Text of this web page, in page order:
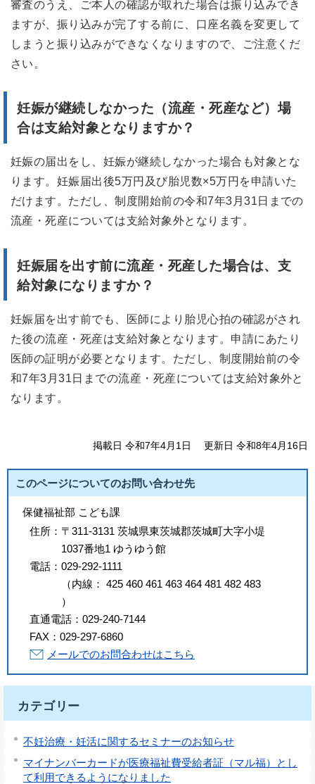
審査のうえ、ご本人の確認が取れた場合は振り込みでき
ますが、振り込みが完了する前に、口座名義を変更して
しまうと振り込みができなくなりますので、ご注意くだ
さい。
妊娠が継続しなかった（流産・死産など）場
合は支給対象となりますか？
妊娠の届出をし、妊娠が継続しなかった場合も対象とな
ります。妊娠届出後5万円及び胎児数×5万円を申請いた
だけます。ただし、制度開始前の令和7年3月31日までの
流産・死産については支給対象外となります。
妊娠届を出す前に流産・死産した場合は、支
給対象になりますか？
妊娠届を出す前でも、医師により胎児心拍の確認がされ
た後の流産・死産は支給対象となります。申請にあたり
医師の証明が必要となります。ただし、制度開始前の令
和7年3月31日までの流産・死産については支給対象外と
なります。
掲載日 令和7年4月1日 更新日 令和8年4月16日
このページについてのお問い合わせ先
保健福祉部 こども課
住所： 〒311-3131 茨城県東茨城郡茨城町大字小堤
1037番地1 ゆうゆう館
電話： 029-292-1111
（内線 ： 425 460 461 463 464 481 482 483
）
直通電話： 029-240-7144
FAX： 029-297-6860
メールでのお問合わせはこちら
カテゴリー
不妊治療・妊活に関するセミナーのお知らせ
マイナンバーカードが医療福祉費受給者証（マル福）とし
て利用できるようになりました